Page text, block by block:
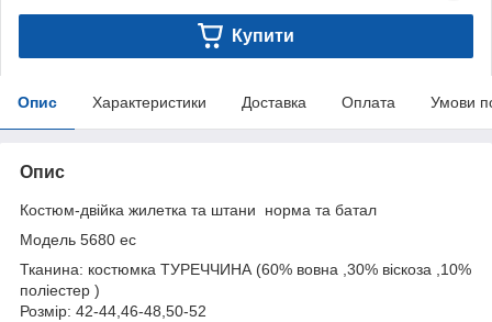
Купити
Опис Характеристики Доставка Оплата Умови
Опис
Костюм-двійка жилетка та штани норма та батал
Модель 5680 ес
Тканина: костюмка ТУРЕЧЧИНА (60% вовна ,30% віскоза ,10%
поліестер )
Розмір: 42-44,46-48,50-52